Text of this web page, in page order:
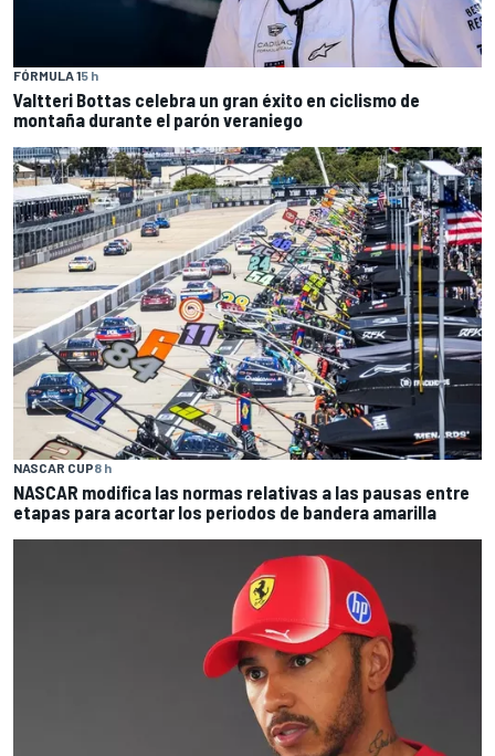
FÓRMULA 15 h
Valtteri Bottas celebra un gran éxito en ciclismo de
montaña durante el parón veraniego
NASCAR CUP8 h
NASCAR modifica las normas relativas a las pausas entre
etapas para acortar los periodos de bandera amarilla